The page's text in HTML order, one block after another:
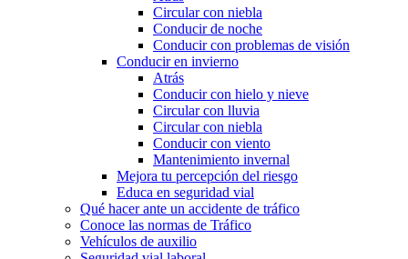
Circular con niebla
Conducir de noche
Conducir con problemas de visión
Conducir en invierno
Atrás
Conducir con hielo y nieve
Circular con lluvia
Circular con niebla
Conducir con viento
Mantenimiento invernal
Mejora tu percepción del riesgo
Educa en seguridad vial
Qué hacer ante un accidente de tráfico
Conoce las normas de Tráfico
Vehículos de auxilio